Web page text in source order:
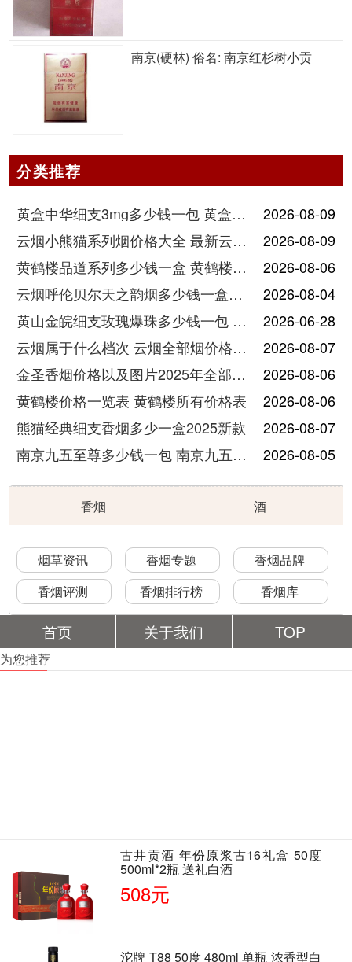
南京(硬林) 俗名: 南京红杉树小贡
分类推荐
黄盒中华细支3mg多少钱一包 黄盒中华细支3mg香烟价格查询
2026-08-09
云烟小熊猫系列烟价格大全 最新云烟小熊猫图片报价
2026-08-09
黄鹤楼品道系列多少钱一盒 黄鹤楼品道系列香烟价格表图片
2026-08-06
云烟呼伦贝尔天之韵烟多少钱一盒中支价格
2026-08-04
黄山金皖细支玫瑰爆珠多少钱一包 黄山金皖细支玫瑰爆珠2025最新价格
2026-06-28
云烟属于什么档次 云烟全部烟价格表大全
2026-08-07
金圣香烟价格以及图片2025年全部价格
2026-08-06
黄鹤楼价格一览表 黄鹤楼所有价格表
2026-08-06
熊猫经典细支香烟多少一盒2025新款
2026-08-07
南京九五至尊多少钱一包 南京九五至尊价格及图片
2026-08-05
香烟 酒
烟草资讯 香烟专题
香烟品牌
香烟评测
香烟排行榜 香烟库
首页 关于我们 TOP
为您推荐
古井贡酒 年份原浆古16礼盒 50度
500ml*2瓶 送礼白酒
508元
沱牌 T88 50度 480ml 单瓶 浓香型白